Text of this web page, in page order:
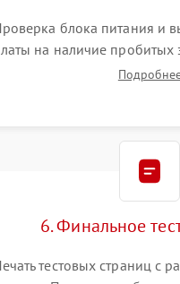
блока питания и
на наличие пробитых
Тестирование платы
6. Финальное
тестовых страниц с